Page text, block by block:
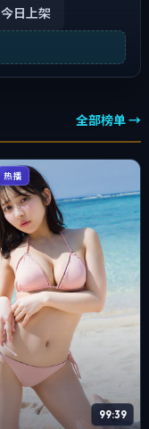
今日上架
全部榜单 →
热播
99:39